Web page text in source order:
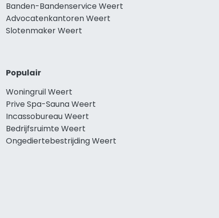
Banden-Bandenservice Weert
Advocatenkantoren Weert
Slotenmaker Weert
Populair
Woningruil Weert
Prive Spa-Sauna Weert
Incassobureau Weert
Bedrijfsruimte Weert
Ongediertebestrijding Weert